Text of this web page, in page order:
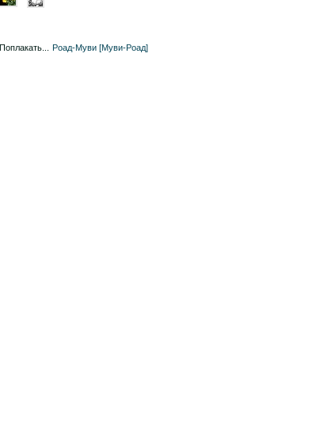
Поплакать...
Роад-Муви [Муви-Роад]